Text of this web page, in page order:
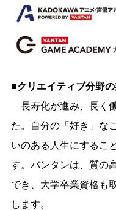
■クリエイティブ分野
長寿化が進み、長く
た。自分の「好き」な
いのある人生にするこ
す。バンタンは、質の
でき、大学卒業資格も
します。